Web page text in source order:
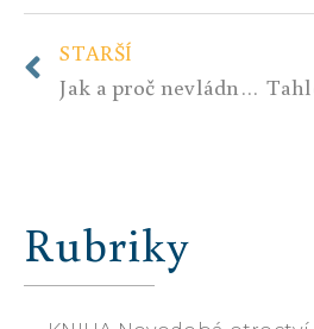
STARŠÍ
Jak a proč nevládní organizace nelegálně pašují migranty z Afriky do EU? Je to ohromný podvod!
Rubriky